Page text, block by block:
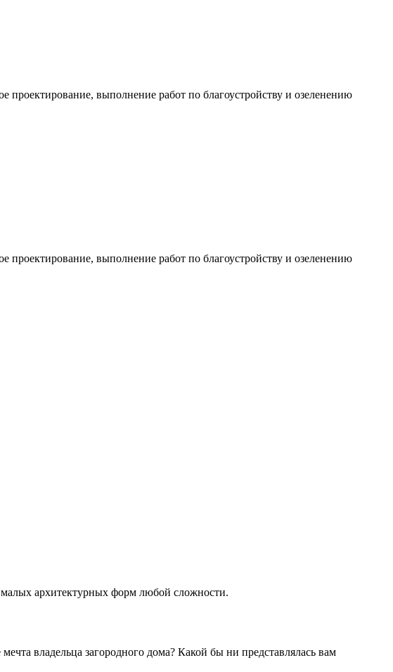
выполнение работ по благоустройству и озеленению
выполнение работ по благоустройству и озеленению
малых архитектурных форм любой сложности.
владельца загородного дома? Какой бы ни представлялась вам